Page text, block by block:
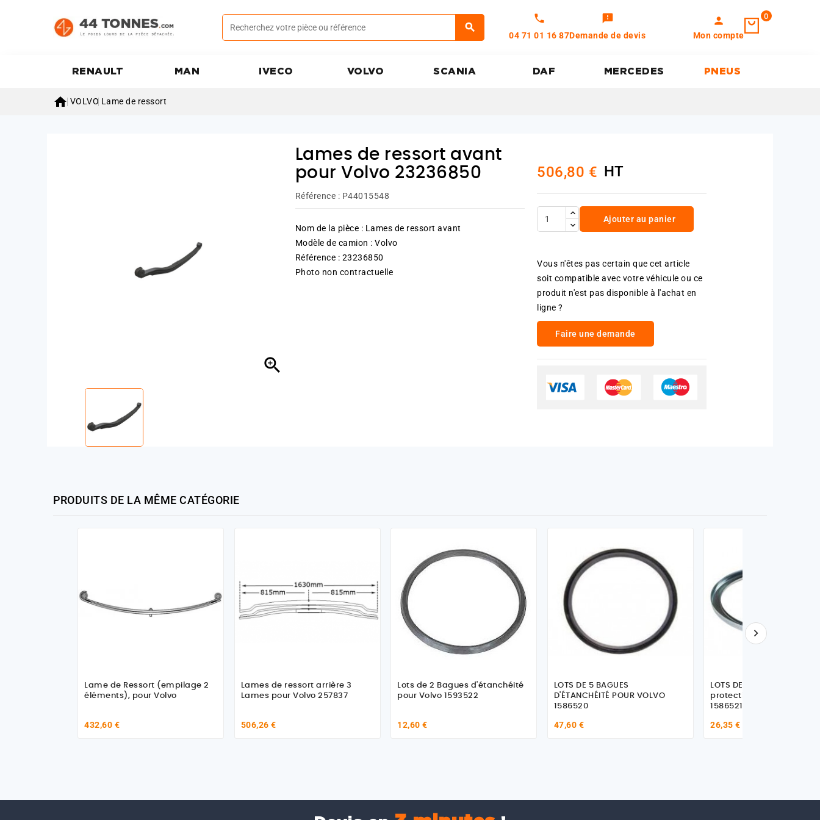
call
04 71 01 16 87
feedback
Demande de devis
person
Mon compte
0
RENAULT MAN IVECO VOLVO SCANIA DAF MERCEDES PNEUS
 VOLVO Lame de ressort

Lames de ressort avant
pour Volvo 23236850
Référence : P44015548
Nom de la pièce : Lames de ressort avant
Modèle de camion : Volvo
Référence : 23236850
Photo non contractuelle
506,80 € HT
Ajouter au panier
Vous n'êtes pas certain que cet article
soit compatible avec votre véhicule ou ce
produit n'est pas disponible à l'achat en
ligne ?
Faire une demande
PRODUITS DE LA MÊME CATÉGORIE
Lame de Ressort (empilage 2
éléments), pour Volvo
432,60 €
Lames de ressort arrière 3
Lames pour Volvo 257837
506,26 €
Lots de 2 Bagues d'étanchéité
pour Volvo 1593522
12,60 €
LOTS DE 5 BAGUES
D'ÉTANCHÉITÉ POUR VOLVO
1586520
47,60 €
LOTS DE 2 BAGUES de
protection POUR VOLVO
1586521
26,35 €
